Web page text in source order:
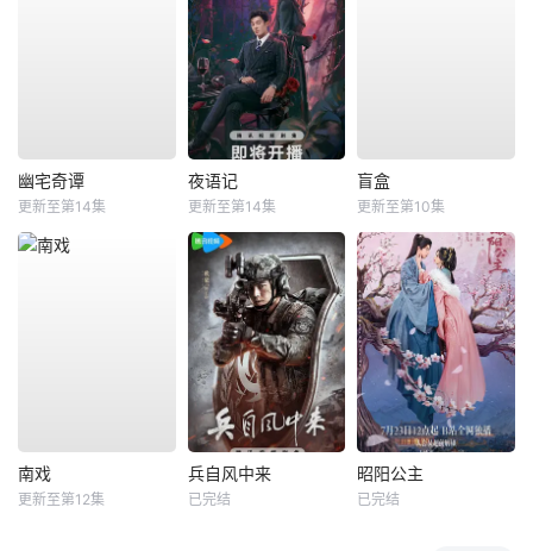
幽宅奇谭
更新至第14集
夜语记
更新至第14集
盲盒
更新至第10集
南戏
更新至第12集
兵自风中来
已完结
昭阳公主
已完结